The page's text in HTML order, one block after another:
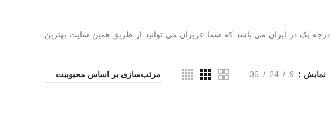
یک در ایران می باشد که شما عزیزان می توانید از طریق همین سایت بهترین
نمایش 9
24
36